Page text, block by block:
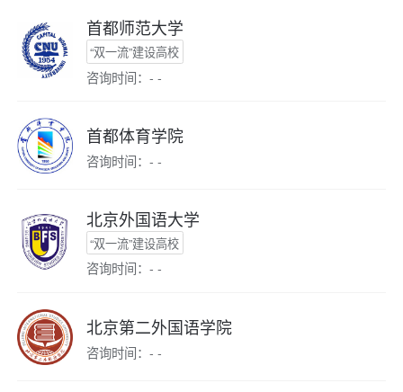
首都师范大学
“双一流”建设高校
咨询时间：- -
首都体育学院
咨询时间：- -
北京外国语大学
“双一流”建设高校
咨询时间：- -
北京第二外国语学院
咨询时间：- -